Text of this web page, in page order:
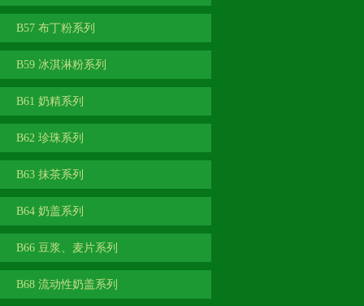
B57 布丁粉系列
B59 冰淇淋粉系列
B61 奶精系列
B62 珍珠系列
B63 抹茶系列
B64 奶盖系列
B66 豆浆、麦片系列
B68 流动性奶盖系列